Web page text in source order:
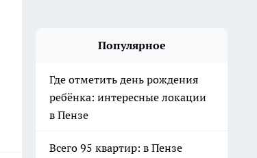
Популярное
Где отметить день рождения
ребёнка: интересные локации
в Пензе
Всего 95 квартир: в Пензе